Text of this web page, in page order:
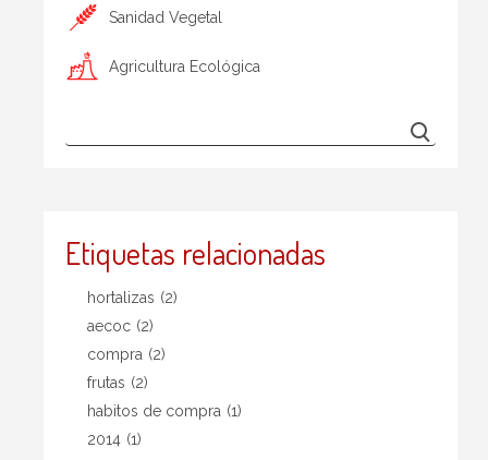
Sanidad Vegetal
Agricultura Ecológica
Etiquetas relacionadas
hortalizas (2)
aecoc (2)
compra (2)
frutas (2)
habitos de compra (1)
2014 (1)